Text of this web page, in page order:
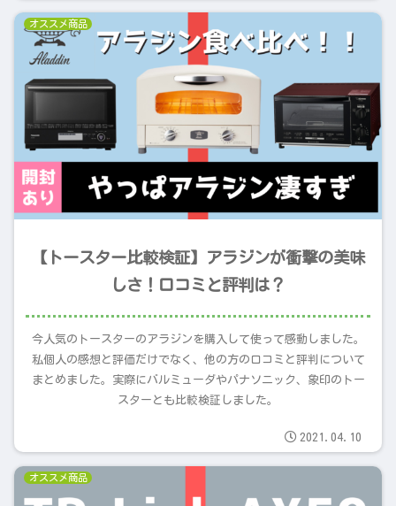
オススメ商品
【トースター比較検証】アラジンが衝撃の美味
しさ！口コミと評判は？
今人気のトースターのアラジンを購入して使って感動しました。
私個人の感想と評価だけでなく、他の方の口コミと評判について
まとめました。実際にバルミューダやパナソニック、象印のトー
スターとも比較検証しました。
2021.04.10
オススメ商品